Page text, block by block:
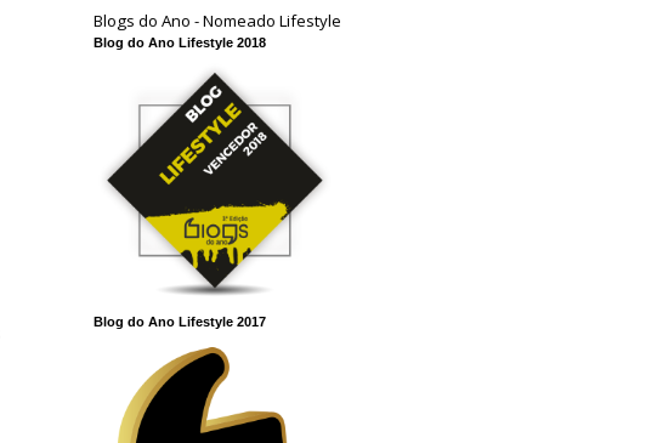
Blogs do Ano - Nomeado Lifestyle
Blog do Ano Lifestyle 2018
Blog do Ano Lifestyle 2017